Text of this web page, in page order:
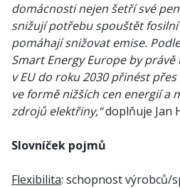
domácnosti nejen šetří své
snižují potřebu spouštět
pomáhají snižovat emise.
Smart Energy Europe by
v EU do roku 2030 přinést
ve formě nižších cen energií a
zdrojů elektřiny,“doplňuje Jan
Slovníček pojmů
Flexibilita: schopnost výrobců/